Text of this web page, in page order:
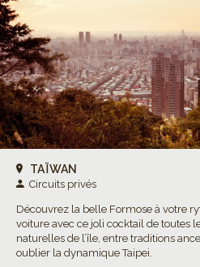
TAÏWAN
Circuits privés
Découvrez la belle Formose à votre
voiture avec ce joli cocktail de toutes
naturelles de l’île, entre traditions
oublier la dynamique Taipei.